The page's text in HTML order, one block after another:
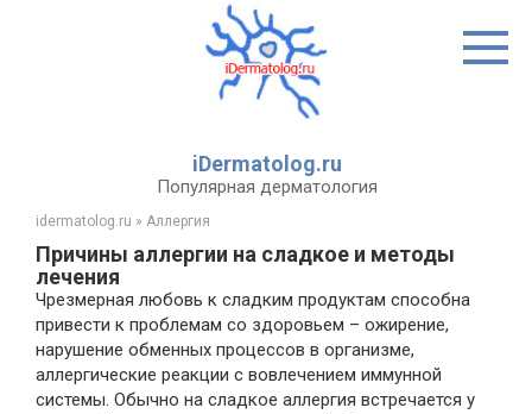
iDermatolog.ru
Популярная дерматология
idermatolog.ru » Аллергия
Причины аллергии на сладкое и методы
лечения
Чрезмерная любовь к сладким продуктам способна
привести к проблемам со здоровьем – ожирение,
нарушение обменных процессов в организме,
аллергические реакции с вовлечением иммунной
системы. Обычно на сладкое аллергия встречается у